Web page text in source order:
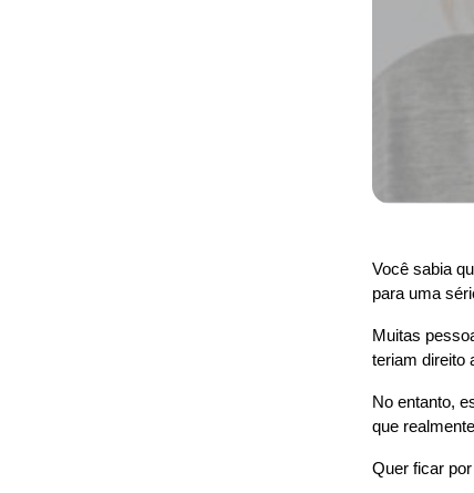
Você sabia
para uma
Muitas
teriam direito
No entanto,
que
Quer ficar